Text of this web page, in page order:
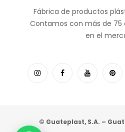
Fábrica de productos
Contamos con más de 75
en el
© Guateplast, S.A. –